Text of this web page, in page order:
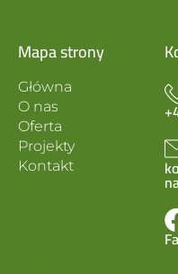
Mapa strony
Główna
O nas
Oferta
Projekty
Kontakt